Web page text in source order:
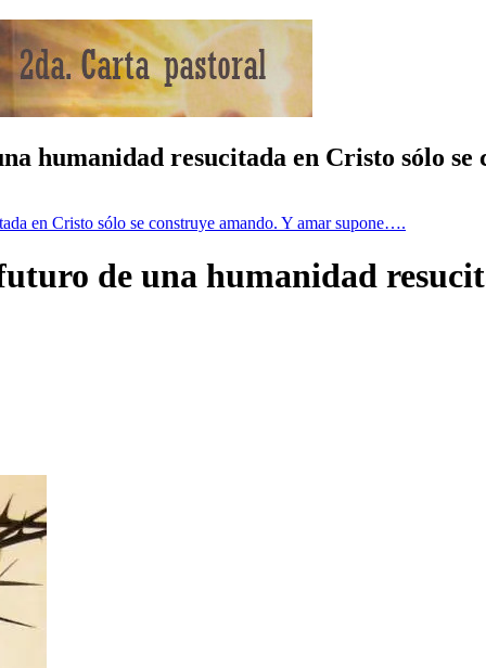
humanidad resucitada en Cristo sólo se
en Cristo sólo se construye amando. Y amar supone….
de una humanidad